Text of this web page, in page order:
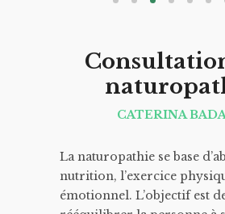
CATERINA
La naturopathie se base
nutrition, l’exercice
émotionnel. L’objectif est